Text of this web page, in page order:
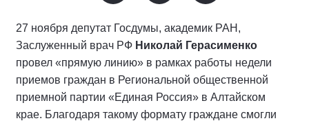
27 ноября депутат Госдумы, академик РАН,
Заслуженный врач РФ Николай Герасименко
провел «прямую линию» в рамках работы недели
приемов граждан в Региональной общественной
приемной партии «Единая Россия» в Алтайском
крае. Благодаря такому формату граждане смогли